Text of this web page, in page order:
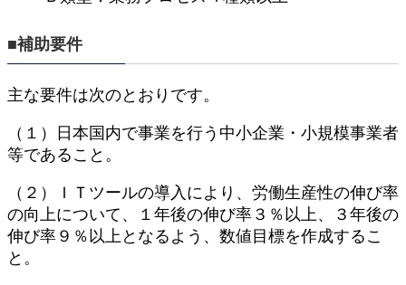
■補助要件
主な要件は次のとおりです。
（１）日本国内で事業を行う中小企業・小規模事業者
等であること。
（２）ＩＴツールの導入により、労働生産性の伸び率
の向上について、１年後の伸び率３％以上、３年後の
伸び率９％以上となるよう、数値目標を作成するこ
と。